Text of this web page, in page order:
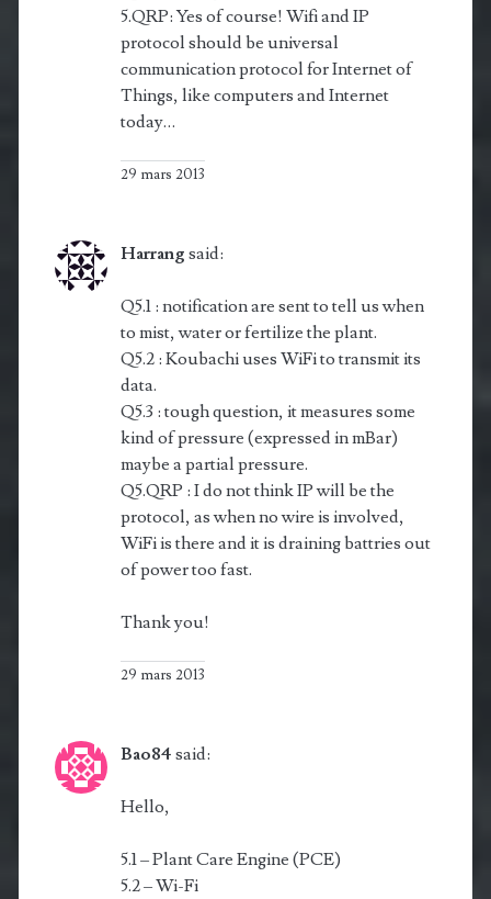
5.QRP: Yes of course! Wifi and IP
protocol should be universal
communication protocol for Internet of
Things, like computers and Internet
today…
29 mars 2013
Harrang said:
Q5.1 : notification are sent to tell us when
to mist, water or fertilize the plant.
Q5.2 : Koubachi uses WiFi to transmit its
data.
Q5.3 : tough question, it measures some
kind of pressure (expressed in mBar)
maybe a partial pressure.
Q5.QRP : I do not think IP will be the
protocol, as when no wire is involved,
WiFi is there and it is draining battries out
of power too fast.
Thank you!
29 mars 2013
Bao84 said:
Hello,
5.1 – Plant Care Engine (PCE)
5.2 – Wi-Fi